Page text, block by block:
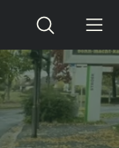
Search